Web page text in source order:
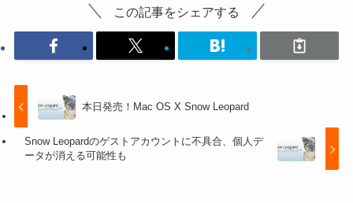
この記事をシェアする
本日発売！Mac OS X Snow Leopard
Snow Leopardのゲストアカウントに不具合、個人デ
ータが消える可能性も